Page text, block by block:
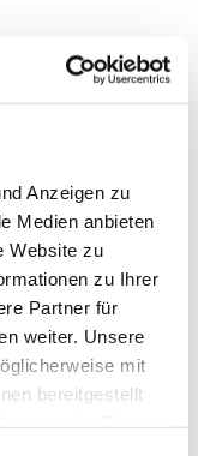
Anzeigen zu
Medien anbieten
Website zu
zu Ihrer
Partner für
weiter. Unsere
mit
bereitgestellt